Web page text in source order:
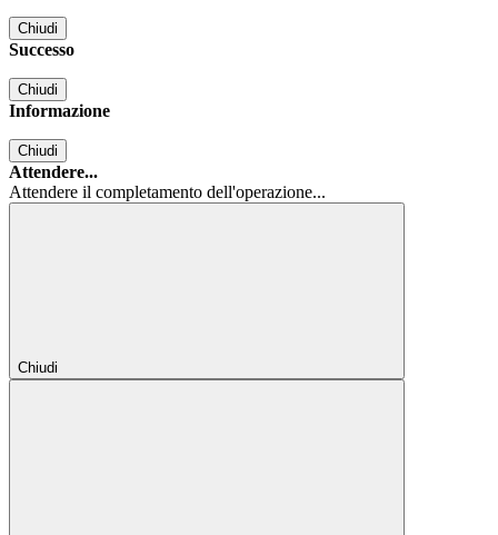
Chiudi
Successo
Chiudi
Informazione
Chiudi
Attendere...
Attendere il completamento dell'operazione...
Chiudi